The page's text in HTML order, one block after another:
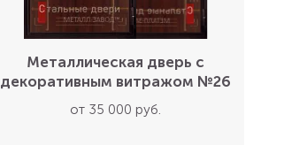
Металлическая дверь с
декоративным витражом №26
от 35 000 руб.